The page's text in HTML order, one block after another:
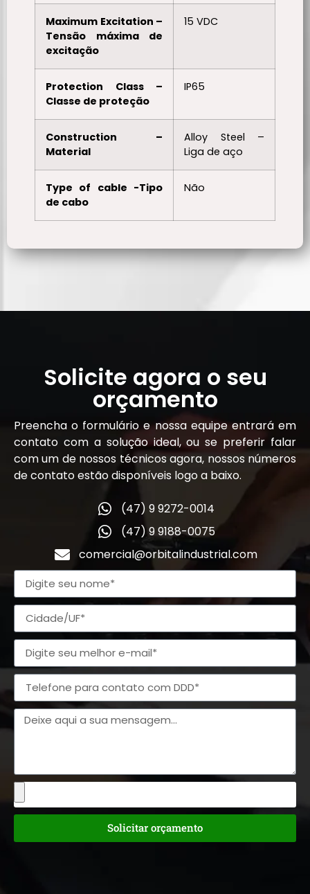
Maximum Excitation –
Tensão máxima de
excitação
15 VDC
Protection Class –
Classe de proteção
IP65
Construction –
Material
Alloy Steel –
Liga de aço
Type of cable -Tipo
de cabo
Não
Solicite agora o seu
orçamento
Preencha o formulário e nossa equipe entrará em
contato com a solução ideal, ou se preferir falar
com um de nossos técnicos agora, nossos números
de contato estão disponíveis logo a baixo.
(47) 9 9272-0014
(47) 9 9188-0075
comercial@orbitalindustrial.com
Solicitar orçamento